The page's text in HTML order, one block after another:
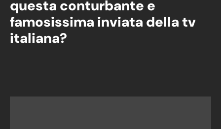
questa conturbante e
famosissima inviata della tv
italiana?